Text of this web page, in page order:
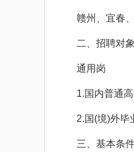
赣州、宜春、
二、招聘对象
通用岗
1.国内普通高
2.国(境)外毕业
三、基本条